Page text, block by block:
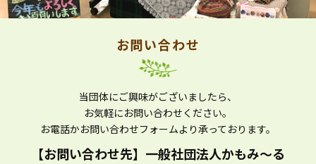
お問い合わせ
当団体にご興味がございましたら、
お気軽にお問い合わせください。
お電話かお問い合わせフォームより承っております。
【お問い合わせ先】 一般社団法人かもみ～る